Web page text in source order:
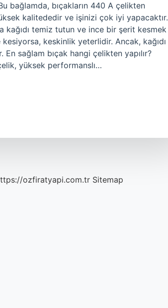
bağlamda, bıçakların 440 A çelikten
kalitededir ve işinizi çok iyi yapacaktır.
kağıdı temiz tutun ve ince bir şerit kesmek
keskinlik yeterlidir. Ancak, kağıdı
En sağlam bıçak hangi çelikten yapılır?
yüksek performanslı…
ozfiratyapi.com.tr Sitemap